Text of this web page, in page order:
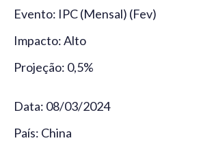
Evento: IPC (Mensal) (Fev)
Impacto: Alto
Projeção: 0,5%
Data: 08/03/2024
País: China